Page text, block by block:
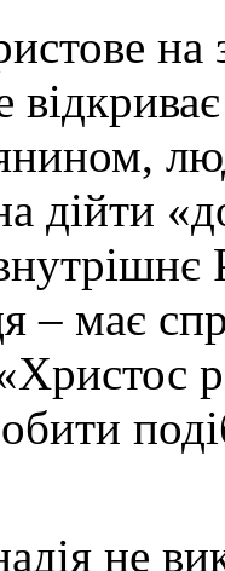
на
дійти
– має
не